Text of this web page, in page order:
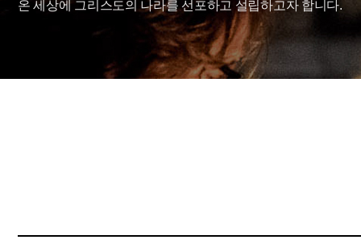
온 세상에 그리스도의 나라를 선포하고 설립하고자 합니다.